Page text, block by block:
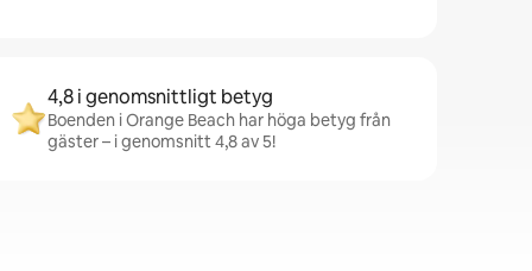
4,8 i genomsnittligt betyg
Boenden i Orange Beach har höga betyg från
gäster – i genomsnitt 4,8 av 5!